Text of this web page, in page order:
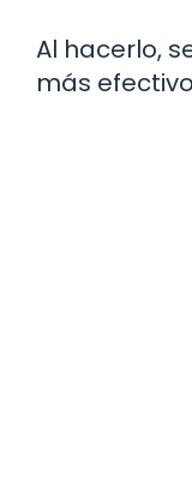
Al hacerlo,
más